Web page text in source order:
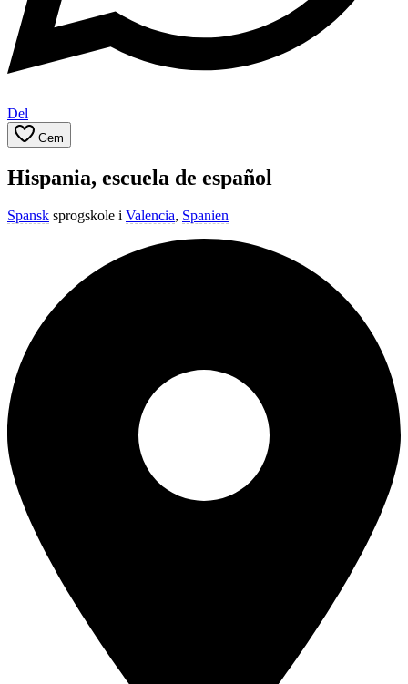
Del
Gem
Hispania, escuela de español
Spansk sprogskole i Valencia, Spanien